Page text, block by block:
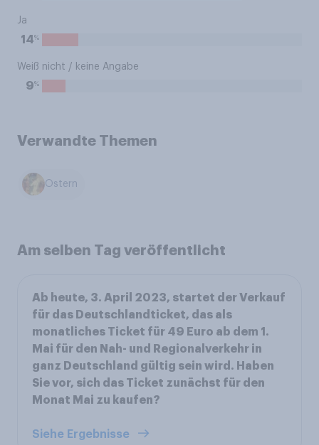
Ja
14%
Weiß nicht / keine Angabe
9%
Verwandte Themen
Ostern
Am selben Tag veröffentlicht
Ab heute, 3. April 2023, startet der Verkauf
für das Deutschlandticket, das als
monatliches Ticket für 49 Euro ab dem 1.
Mai für den Nah- und Regionalverkehr in
ganz Deutschland gültig sein wird. Haben
Sie vor, sich das Ticket zunächst für den
Monat Mai zu kaufen?
Siehe Ergebnisse